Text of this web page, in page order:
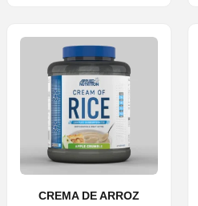
CREMA DE ARROZ